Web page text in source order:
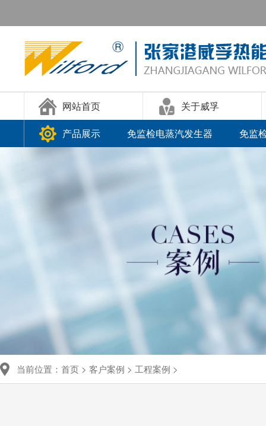
网站首页
关于威孚
产品展示
免监检电蒸汽发生器 免监
当前位置： 首页 > 客户案例 > 工程案例 >